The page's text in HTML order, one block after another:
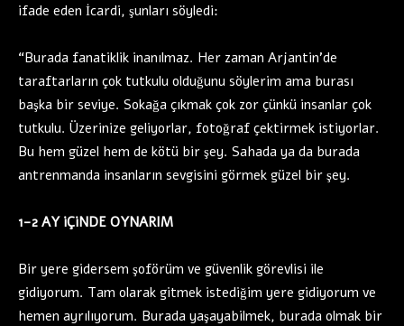
ifade eden İcardi, şunları söyledi:
“Burada fanatiklik inanılmaz. Her zaman Arjantin’de
taraftarların çok tutkulu olduğunu söylerim ama burası
başka bir seviye. Sokağa çıkmak çok zor çünkü insanlar çok
tutkulu. Üzerinize geliyorlar, fotoğraf çektirmek istiyorlar.
Bu hem güzel hem de kötü bir şey. Sahada ya da burada
antrenmanda insanların sevgisini görmek güzel bir şey.
1-2 AY iÇiNDE OYNARIM
Bir yere gidersem şoförüm ve güvenlik görevlisi ile
gidiyorum. Tam olarak gitmek istediğim yere gidiyorum ve
hemen ayrılıyorum. Burada yaşayabilmek, burada olmak bir